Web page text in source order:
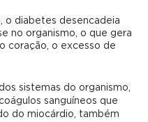
o diabetes desencadeia
no organismo, o que gera
coração, o excesso de
sistemas do organismo,
sanguíneos que
do miocárdio, também